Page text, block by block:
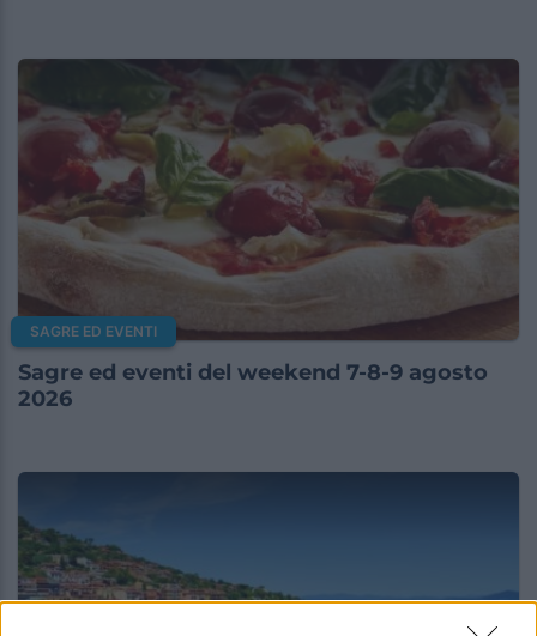
SAGRE ED EVENTI
Sagre ed eventi del weekend 7-8-9 agosto
2026